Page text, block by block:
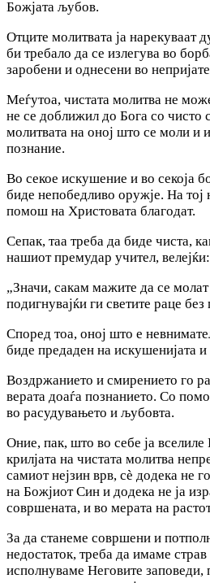
Божјата љубов.
Отците молитвата ја нарекуваат
би требало да се излегува во
заробени и однесени во
Меѓутоа, чистата молитва не
не се доближил до Бога со чисто
молитвата на оној што се моли и
познание.
Во секое искушение и во секоја
биде непобедливо оружје. На
помош на Христовата благодат.
Сепак, таа треба да биде чиста,
нашиот премудар учител, велејќи:
„Значи, сакам мажите да се
подигнувајќи ги светите раце
Според тоа, оној што е
биде предаден на искушенијата и
Воздржанието и смирението го
верата доаѓа познанието. Со
во расудувањето и љубовта.
Оние, пак, што во себе ја
крилјата на чистата молитва
самиот нејзин врв, сѐ додека не
на Божјиот Син и додека не ја
совршената, и во мерата на
За да станеме совршени и
недостаток, треба да имаме
исполнуваме Неговите заповеди,